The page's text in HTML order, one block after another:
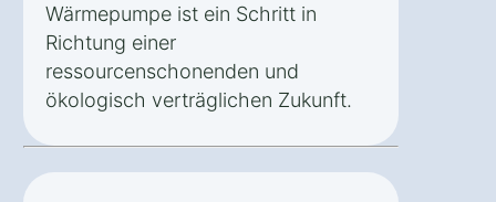
Wärmepumpe ist ein Schritt in
Richtung einer
ressourcenschonenden und
ökologisch verträglichen Zukunft.